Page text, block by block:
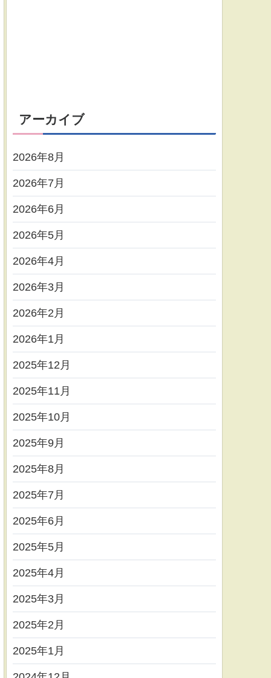
アーカイブ
2026年8月
2026年7月
2026年6月
2026年5月
2026年4月
2026年3月
2026年2月
2026年1月
2025年12月
2025年11月
2025年10月
2025年9月
2025年8月
2025年7月
2025年6月
2025年5月
2025年4月
2025年3月
2025年2月
2025年1月